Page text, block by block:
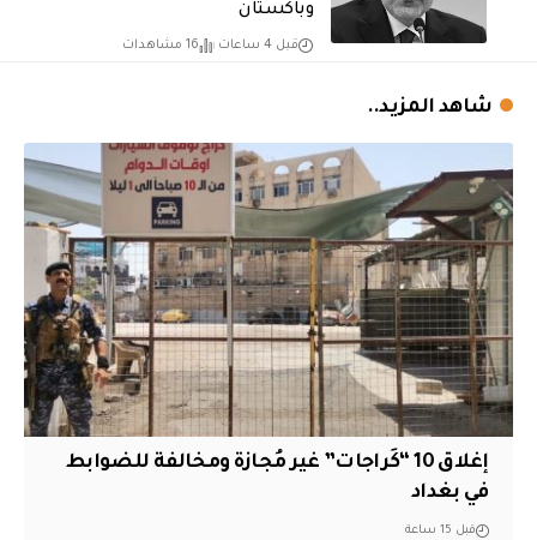
وباكستان
قبل 4 ساعات 16 مشاهدات
شاهد المزيد..
إغلاق 10 “كَراجات” غير مُجازة ومخالفة للضوابط
في بغداد
قبل 15 ساعة